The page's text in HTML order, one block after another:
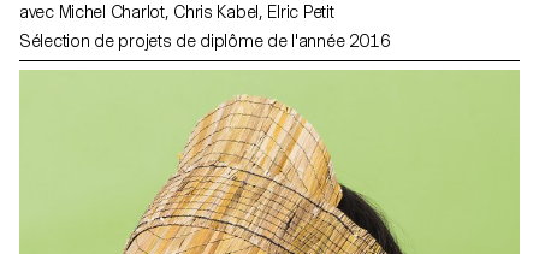
avec Michel Charlot, Chris Kabel, Elric Petit
Sélection de projets de diplôme de l'année 2016